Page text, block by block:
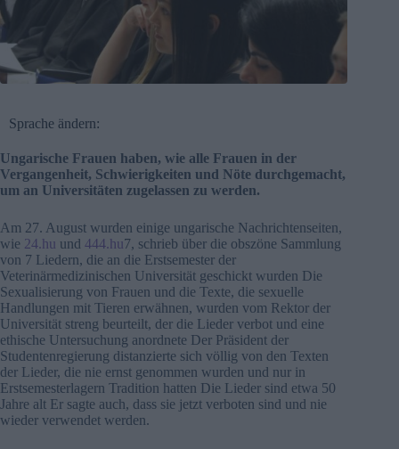
Sprache ändern:
Ungarische Frauen haben, wie alle Frauen in der
Vergangenheit, Schwierigkeiten und Nöte durchgemacht,
um an Universitäten zugelassen zu werden.
Am 27. August wurden einige ungarische Nachrichtenseiten,
wie 24.hu und 444.hu7, schrieb über die obszöne Sammlung
von 7 Liedern, die an die Erstsemester der
Veterinärmedizinischen Universität geschickt wurden Die
Sexualisierung von Frauen und die Texte, die sexuelle
Handlungen mit Tieren erwähnen, wurden vom Rektor der
Universität streng beurteilt, der die Lieder verbot und eine
ethische Untersuchung anordnete Der Präsident der
Studentenregierung distanzierte sich völlig von den Texten
der Lieder, die nie ernst genommen wurden und nur in
Erstsemesterlagern Tradition hatten Die Lieder sind etwa 50
Jahre alt Er sagte auch, dass sie jetzt verboten sind und nie
wieder verwendet werden.